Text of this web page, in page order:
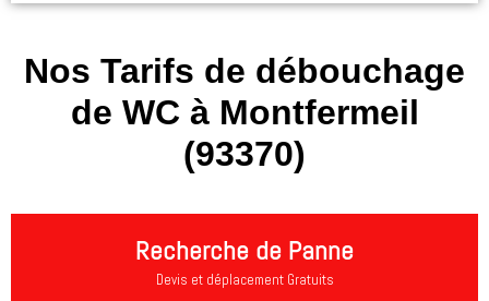
Nos Tarifs de débouchage
de WC à Montfermeil
(93370)
Recherche de Panne
Devis et déplacement Gratuits